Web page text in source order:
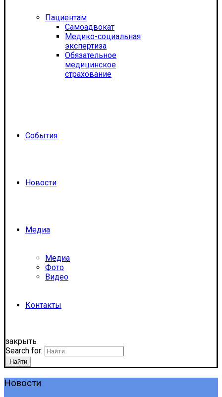
Пациентам
Самоадвокат
Медико-социальная
экспертиза
Обязательное
медицинское
страхование
События
Новости
Медиа
Медиа
Фото
Видео
Контакты
закрыть
Search for:
Найти
Новости